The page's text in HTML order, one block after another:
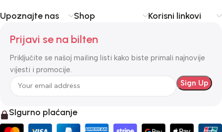
Upoznajte nas Shop Korisni linkovi
Prijavi se na bilten
Priključite se našoj mailing listi kako biste primali najnovije
vijesti i promocije.
SIgurno plaćanje